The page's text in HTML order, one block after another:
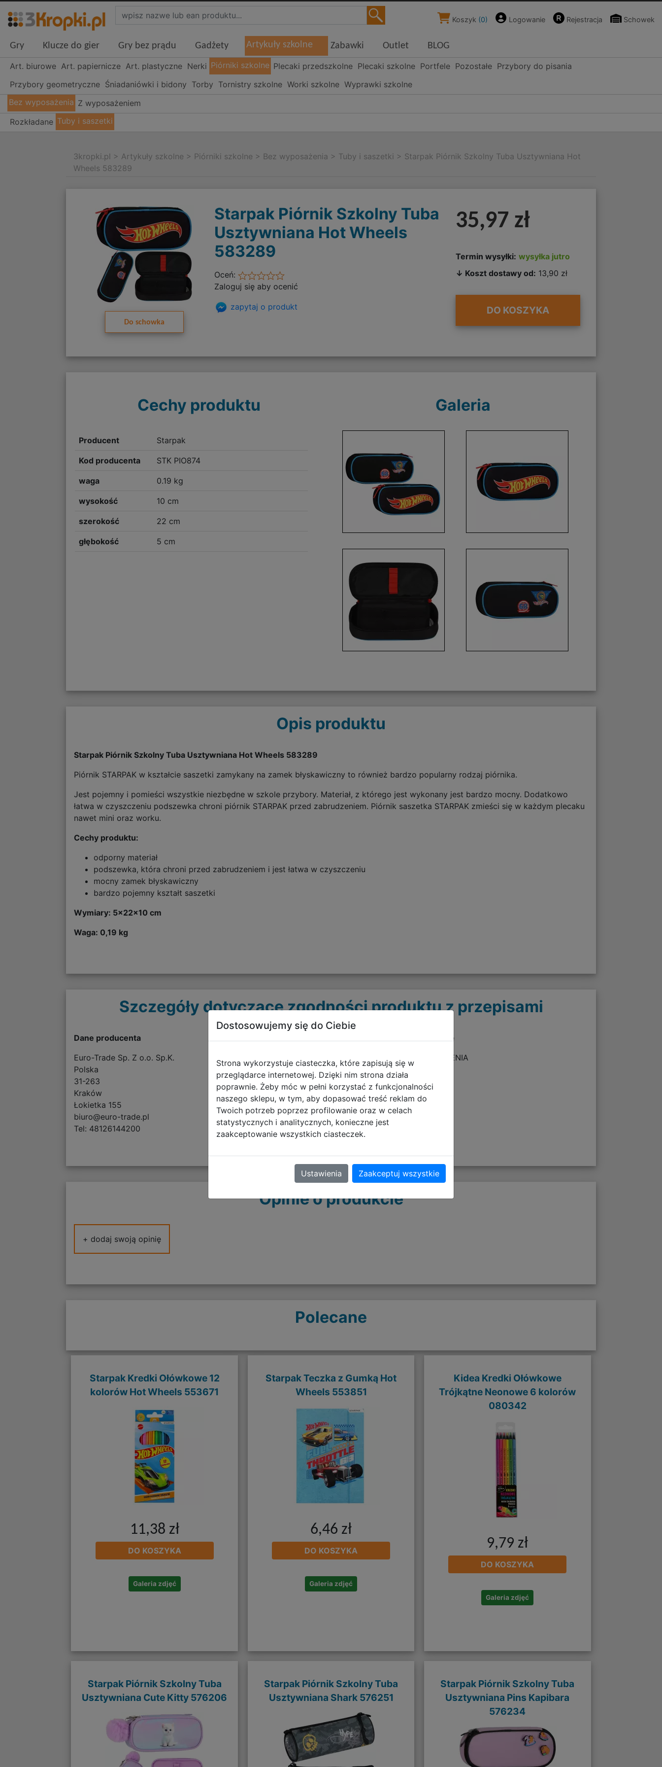
Koszyk (0) Logowanie Rejestracja Schowek
Gry Klucze do gier Gry bez prądu Gadżety Artykuły szkolne Zabawki Outlet BLOG
Art. biurowe Art. papiernicze Art. plastyczne Nerki Piórniki szkolne Plecaki przedszkolne Plecaki szkolne Portfele Pozostałe Przybory do pisania
Przybory geometryczne Śniadaniówki i bidony Torby Tornistry szkolne Worki szkolne Wyprawki szkolne
Bez wyposażenia Z wyposażeniem
Rozkładane Tuby i saszetki
3kropki.pl > Artykuły szkolne > Piórniki szkolne > Bez wyposażenia > Tuby i saszetki > Starpak Piórnik Szkolny Tuba Usztywniana Hot
Wheels 583289
Do schowka
Starpak Piórnik Szkolny Tuba
Usztywniana Hot Wheels
583289
Oceń:
Zaloguj się aby ocenić
zapytaj o produkt
35,97 zł
Termin wysyłki: wysyłka jutro
↓ Koszt dostawy od: 13,90 zł
DO KOSZYKA
Cechy produktu
Producent Starpak
Kod producenta STK PIO874
waga 0.19 kg
wysokość 10 cm
szerokość 22 cm
głębokość 5 cm
Galeria
Opis produktu
Starpak Piórnik Szkolny Tuba Usztywniana Hot Wheels 583289
Piórnik STARPAK w kształcie saszetki zamykany na zamek błyskawiczny to również bardzo popularny rodzaj piórnika.
Jest pojemny i pomieści wszystkie niezbędne w szkole przybory. Materiał, z którego jest wykonany jest bardzo mocny. Dodatkowo
łatwa w czyszczeniu podszewka chroni piórnik STARPAK przed zabrudzeniem. Piórnik saszetka STARPAK zmieści się w każdym plecaku
nawet mini oraz worku.
Cechy produktu:
odporny materiał
podszewka, która chroni przed zabrudzeniem i jest łatwa w czyszczeniu
mocny zamek błyskawiczny
bardzo pojemny kształt saszetki
Wymiary: 5x22x10 cm
Waga: 0,19 kg
Szczegóły dotyczące zgodności produktu z przepisami
Dane producenta
Euro-Trade Sp. Z o.o. Sp.K.
Polska
31-263
Kraków
Łokietka 155
biuro@euro-trade.pl
Tel: 48126144200
Informacje o bezpieczeństwie
Artykuły tekstylne - OSTRZEŻENIA
pobierz plik
Opinie o produkcie
+ dodaj swoją opinię
Polecane
Starpak Kredki Ołówkowe 12
kolorów Hot Wheels 553671
11,38 zł
DO KOSZYKA
Galeria zdjęć
Starpak Teczka z Gumką Hot
Wheels 553851
6,46 zł
DO KOSZYKA
Galeria zdjęć
Kidea Kredki Ołówkowe
Trójkątne Neonowe 6 kolorów
080342
9,79 zł
DO KOSZYKA
Galeria zdjęć
Starpak Piórnik Szkolny Tuba
Usztywniana Cute Kitty 576206
Starpak Piórnik Szkolny Tuba
Usztywniana Shark 576251
Starpak Piórnik Szkolny Tuba
Usztywniana Pins Kapibara
576234
Dostosowujemy się do Ciebie
Strona wykorzystuje ciasteczka, które zapisują się w
przeglądarce internetowej. Dzięki nim strona działa
poprawnie. Żeby móc w pełni korzystać z funkcjonalności
naszego sklepu, w tym, aby dopasować treść reklam do
Twoich potrzeb poprzez profilowanie oraz w celach
statystycznych i analitycznych, konieczne jest
zaakceptowanie wszystkich ciasteczek.
Ustawienia Zaakceptuj wszystkie